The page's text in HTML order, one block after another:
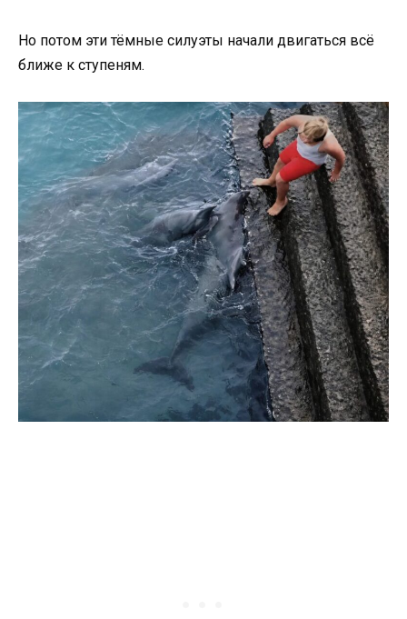
Но потом эти тёмные силуэты начали двигаться всё
ближе к ступеням.